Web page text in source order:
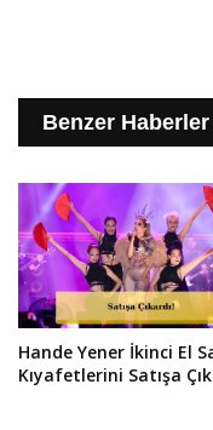
Benzer Haberler
Hande Yener İkinci El
Kıyafetlerini Satışa